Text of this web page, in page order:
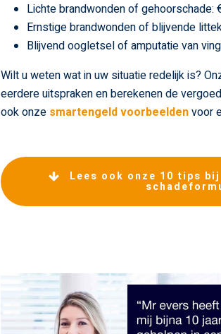
Lichte brandwonden of gehoorschade:
Ernstige brandwonden of blijvende
Blijvend oogletsel of amputatie van
Wilt u weten wat in uw situatie redelijk is?
eerdere uitspraken en berekenen de
ook onze smartengeld voorbeeldenvoor
Lees ook onze 10 tips